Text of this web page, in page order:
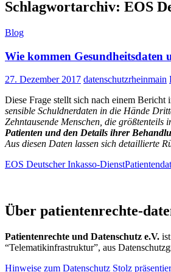
Schlagwortarchiv: EOS
Blog
Wie kommen Gesundheitsdaten
27. Dezember 2017 datenschutzrheinmain
Diese Frage stellt sich nach einem Bericht
sensible Schuldnerdaten in die Hände
Zehntausende Menschen, die
Patienten und den Details ihrer
Aus diesen Daten lassen sich detaillierte
EOS Deutscher Inkasso-Dienst
Patientenrechte und
Über patientenrechte-
Patientenrechte und Datenschutz e.V.
“Telematikinfrastruktur”, aus
Hinweise zum Datenschutz Stolz